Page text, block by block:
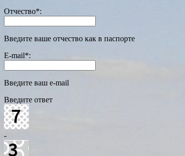
Отчество*:
Введите ваше отчество как в паспорте
E-mail*:
Введите ваш e-mail
Введите ответ
-